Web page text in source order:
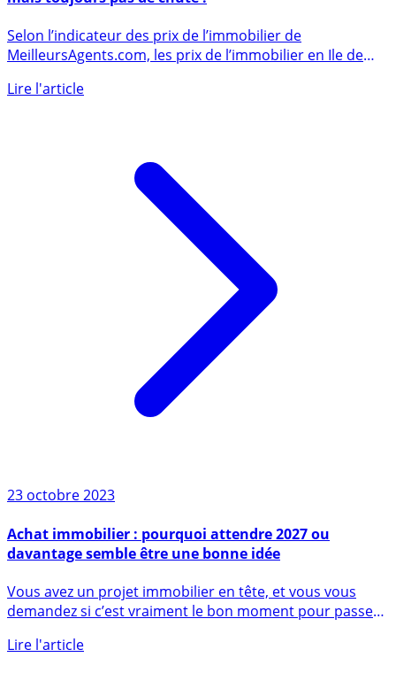
mais toujours pas de chute !
MeilleursAgents.com, les prix de l’immobilier en Ile de
23 octobre 2023
davantage semble être une bonne idée
demandez si c’est vraiment le bon moment pour passer